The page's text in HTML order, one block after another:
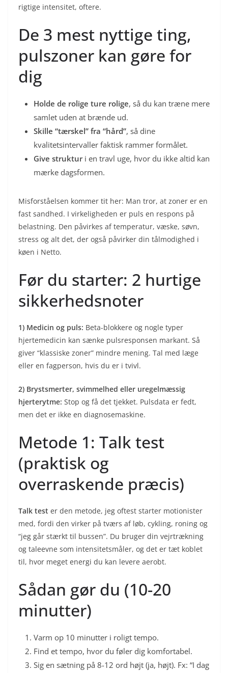
rigtige intensitet, oftere.
De 3 mest nyttige ting,
pulszoner kan gøre for
dig
Holde de rolige ture rolige, så du kan træne mere
samlet uden at brænde ud.
Skille “tærskel” fra “hård”, så dine
kvalitetsintervaller faktisk rammer formålet.
Give strukturi en travl uge, hvor du ikke altid kan
mærke dagsformen.
Misforståelsen kommer tit her: Man tror, at zoner er en
fast sandhed. I virkeligheden er puls en respons på
belastning. Den påvirkes af temperatur, væske, søvn,
stress og alt det, der også påvirker din tålmodighed i
køen i Netto.
Før du starter: 2 hurtige
sikkerhedsnoter
1) Medicin og puls: Beta-blokkere og nogle typer
hjertemedicin kan sænke pulsresponsen markant. Så
giver “klassiske zoner” mindre mening. Tal med læge
eller en fagperson, hvis du er i tvivl.
2) Brystsmerter, svimmelhed eller uregelmæssig
hjerterytme: Stop og få det tjekket. Pulsdata er fedt,
men det er ikke en diagnosemaskine.
Metode 1: Talk test
(praktisk og
overraskende præcis)
Talk test er den metode, jeg oftest starter motionister
med, fordi den virker på tværs af løb, cykling, roning og
“jeg går stærkt til bussen”. Du bruger din vejrtrækning
og taleevne som intensitetsmåler, og det er tæt koblet
til, hvor meget energi du kan levere aerobt.
Sådan gør du (10-20
minutter)
Varm op 10 minutter i roligt tempo.
Find et tempo, hvor du føler dig komfortabel.
Sig en sætning på 8-12 ord højt (ja, højt). Fx: “I dag